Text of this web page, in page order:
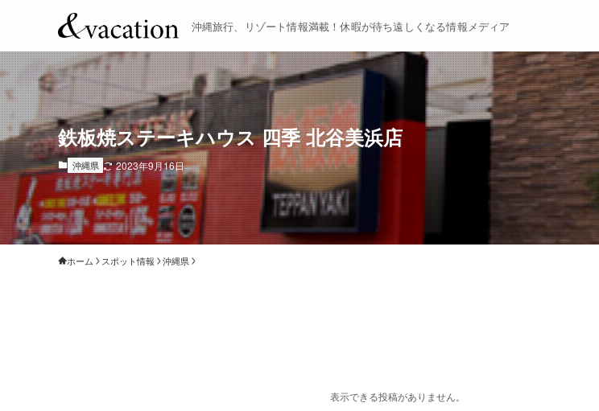
沖縄旅行、リゾート情報満載！休暇が待ち遠しくなる情報メディア
鉄板焼ステーキハウス 四季 北谷美浜店
沖縄県 2023年9月16日
ホーム スポット情報 沖縄県